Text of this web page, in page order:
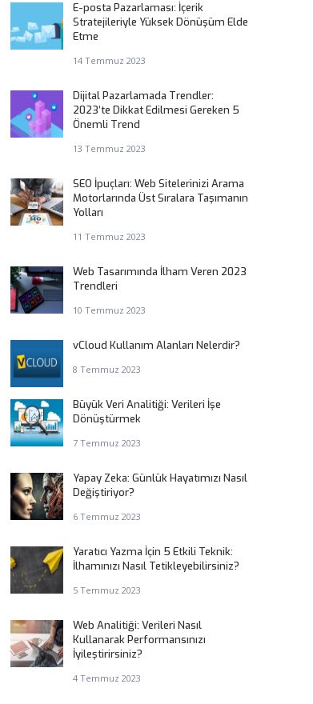
E-posta Pazarlaması: İçerik
Stratejileriyle Yüksek Dönüşüm Elde
Etme
14 Temmuz 2023
Dijital Pazarlamada Trendler:
2023’te Dikkat Edilmesi Gereken 5
Önemli Trend
13 Temmuz 2023
SEO İpuçları: Web Sitelerinizi Arama
Motorlarında Üst Sıralara Taşımanın
Yolları
11 Temmuz 2023
Web Tasarımında İlham Veren 2023
Trendleri
10 Temmuz 2023
vCloud Kullanım Alanları Nelerdir?
8 Temmuz 2023
Büyük Veri Analitiği: Verileri İşe
Dönüştürmek
7 Temmuz 2023
Yapay Zeka: Günlük Hayatımızı Nasıl
Değiştiriyor?
6 Temmuz 2023
Yaratıcı Yazma İçin 5 Etkili Teknik:
İlhamınızı Nasıl Tetikleyebilirsiniz?
5 Temmuz 2023
Web Analitiği: Verileri Nasıl
Kullanarak Performansınızı
İyileştirirsiniz?
4 Temmuz 2023